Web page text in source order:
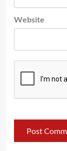
Website